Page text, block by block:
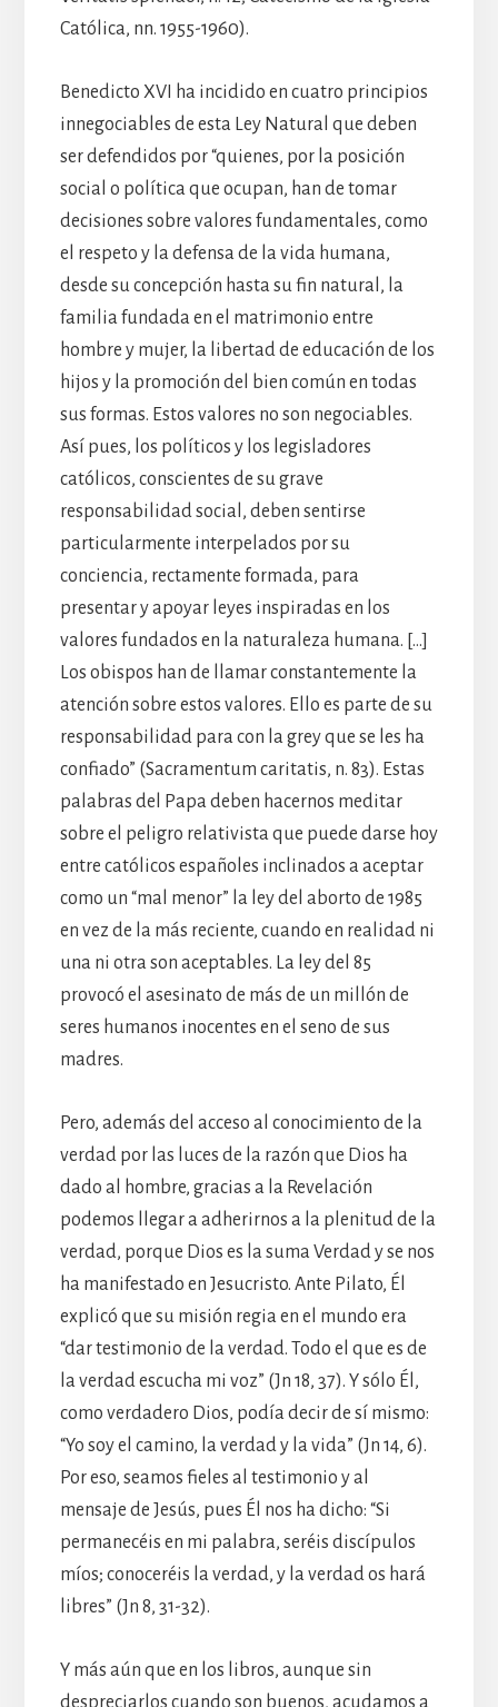
Católica, nn. 1955-1960).
Benedicto XVI ha incidido en cuatro principios
innegociables de esta Ley Natural que deben
ser defendidos por “quienes, por la posición
social o política que ocupan, han de tomar
decisiones sobre valores fundamentales, como
el respeto y la defensa de la vida humana,
desde su concepción hasta su fin natural, la
familia fundada en el matrimonio entre
hombre y mujer, la libertad de educación de los
hijos y la promoción del bien común en todas
sus formas. Estos valores no son negociables.
Así pues, los políticos y los legisladores
católicos, conscientes de su grave
responsabilidad social, deben sentirse
particularmente interpelados por su
conciencia, rectamente formada, para
presentar y apoyar leyes inspiradas en los
valores fundados en la naturaleza humana. […]
Los obispos han de llamar constantemente la
atención sobre estos valores. Ello es parte de su
responsabilidad para con la grey que se les ha
confiado” (Sacramentum caritatis, n. 83). Estas
palabras del Papa deben hacernos meditar
sobre el peligro relativista que puede darse hoy
entre católicos españoles inclinados a aceptar
como un “mal menor” la ley del aborto de 1985
en vez de la más reciente, cuando en realidad ni
una ni otra son aceptables. La ley del 85
provocó el asesinato de más de un millón de
seres humanos inocentes en el seno de sus
madres.
Pero, además del acceso al conocimiento de la
verdad por las luces de la razón que Dios ha
dado al hombre, gracias a la Revelación
podemos llegar a adherirnos a la plenitud de la
verdad, porque Dios es la suma Verdad y se nos
ha manifestado en Jesucristo. Ante Pilato, Él
explicó que su misión regia en el mundo era
“dar testimonio de la verdad. Todo el que es de
la verdad escucha mi voz” (Jn 18, 37). Y sólo Él,
como verdadero Dios, podía decir de sí mismo:
“Yo soy el camino, la verdad y la vida” (Jn 14, 6).
Por eso, seamos fieles al testimonio y al
mensaje de Jesús, pues Él nos ha dicho: “Si
permanecéis en mi palabra, seréis discípulos
míos; conoceréis la verdad, y la verdad os hará
libres” (Jn 8, 31-32).
Y más aún que en los libros, aunque sin
despreciarlos cuando son buenos, acudamos a